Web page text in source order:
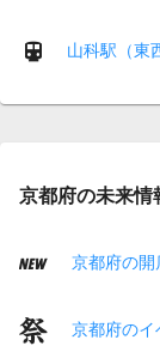
山科駅（東
京都府の未来情
京都府の開
京都府のイ